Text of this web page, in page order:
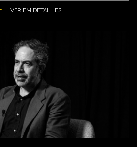
VER EM DETALHES